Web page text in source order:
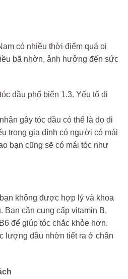
có nhiều thời điểm quá oi
bã nhờn, ảnh hưởng đến sức
dầu phổ biến 1.3. Yếu tố di
gây tóc dầu có thể là do di
trong gia đình có người có mái
bạn cũng sẽ có mái tóc như
không được hợp lý và khoa
Bạn cần cung cấp vitamin B,
để giúp tóc chắc khỏe hơn.
lượng dầu nhờn tiết ra ở chân